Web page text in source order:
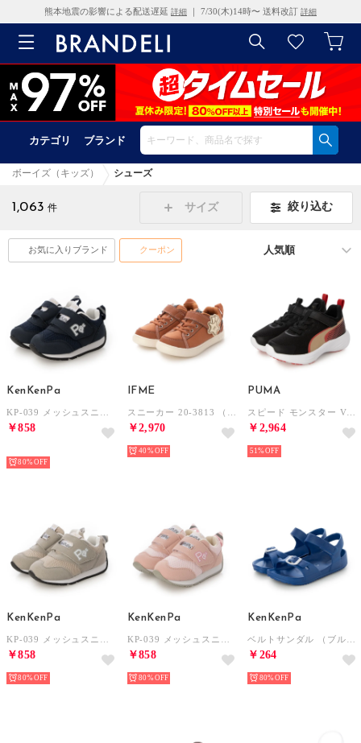
熊本地震の影響による配送遅延 詳細 ｜ 7/30(木)14時〜 送料改訂 詳細
カテゴリ ブランド
ボーイズ（キッズ） シューズ
1,063 件 サイズ 絞り込む
お気に入りブランド クーポン
KenKenPa
￥858
80%
IFME
￥2,970
40%
PUMA
￥2,964
51%
KenKenPa
￥858
80%
KenKenPa
￥858
80%
KenKenPa
￥264
80%